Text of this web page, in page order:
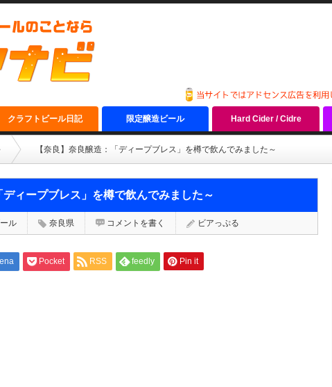
クラフトビール日記 限定醸造ビール Hard Cider / Cidre
【奈良】奈良醸造：「ディープブレス」を樽で飲んでみました～
ディープブレス」を樽で飲んでみました～
ル 奈良県 コメントを書く ビアっぷる
Pocket RSS feedly Pin it